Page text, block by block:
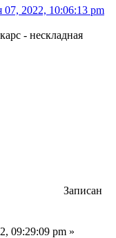
2022, 10:06:13 pm
- нескладная
Записан
09:29:09 pm »